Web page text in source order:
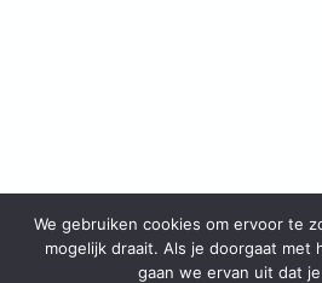
We gebruiken cookies om ervoor te
mogelijk draait. Als je doorgaat met
gaan we ervan uit dat